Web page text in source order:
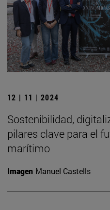
12 | 11 | 2024
Sostenibilidad,
pilares clave para el
marítimo
Imagen Manuel Castells